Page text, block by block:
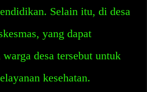
Selain itu, di desa
yang dapat
desa tersebut untuk
kesehatan.